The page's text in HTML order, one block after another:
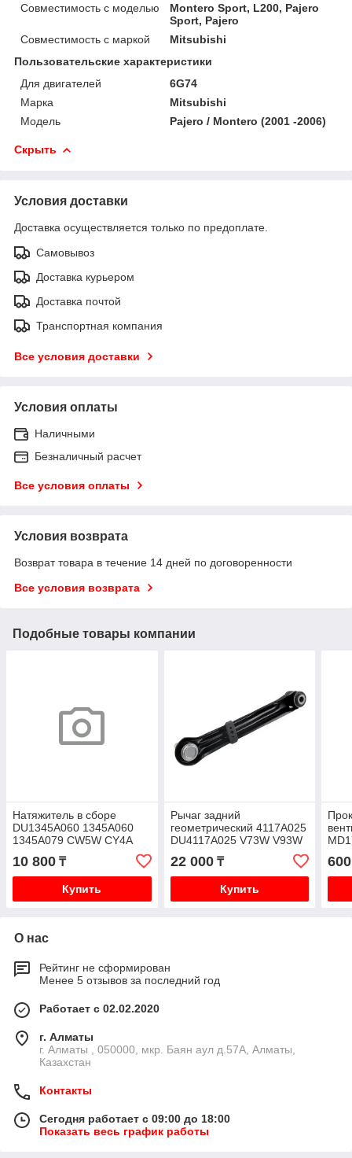
Совместимость с моделью
Montero Sport, L200, Pajero
Sport, Pajero
Совместимость с маркой
Mitsubishi
Пользовательские характеристики
Для двигателей
6G74
Марка
Mitsubishi
Модель
Pajero / Montero (2001 -2006)
Скрыть
Условия доставки
Доставка осуществляется только по предоплате.
Самовывоз
Доставка курьером
Доставка почтой
Транспортная компания
Все условия доставки
Условия оплаты
Наличными
Безналичный расчет
Все условия оплаты
Условия возврата
Возврат товара в течение 14 дней по договоренности
Все условия возврата
Подобные товары компании
Натяжитель в сборе
DU1345A060 1345A060
1345A079 CW5W CY4A
10 800 ₸
Купить
Рычаг задний
геометрический 4117A025
DU4117A025 V73W V93W
22 000₸
Купить
600
О нас
Рейтинг не сформирован
Менее 5 отзывов за последний год
Работает с 02.02.2020
г. Алматы
г. Алматы , 050000, мкр. Баян аул д.57А, Алматы,
Казахстан
Контакты
Сегодня работает с 09:00 до 18:00
Показать весь график работы